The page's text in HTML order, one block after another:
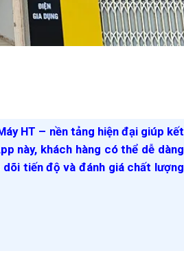
HT – nền tảng hiện đại giúp kết
này, khách hàng có thể dễ dàng
tiến độ và đánh giá chất lượng